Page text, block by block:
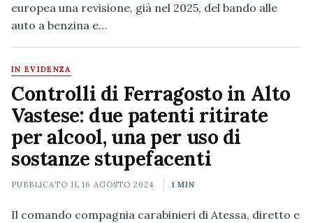
europea una revisione, già nel 2025, del bando alle
auto a benzina e…
IN EVIDENZA
Controlli di Ferragosto in Alto
Vastese: due patenti ritirate
per alcool, una per uso di
sostanze stupefacenti
PUBBLICATO IL16 AGOSTO 2024 1 MIN
Il comando compagnia carabinieri di Atessa, diretto e